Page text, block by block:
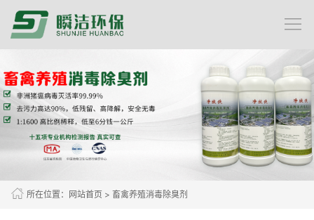
所在位置： 网站首页 > 畜禽养殖消毒除臭剂